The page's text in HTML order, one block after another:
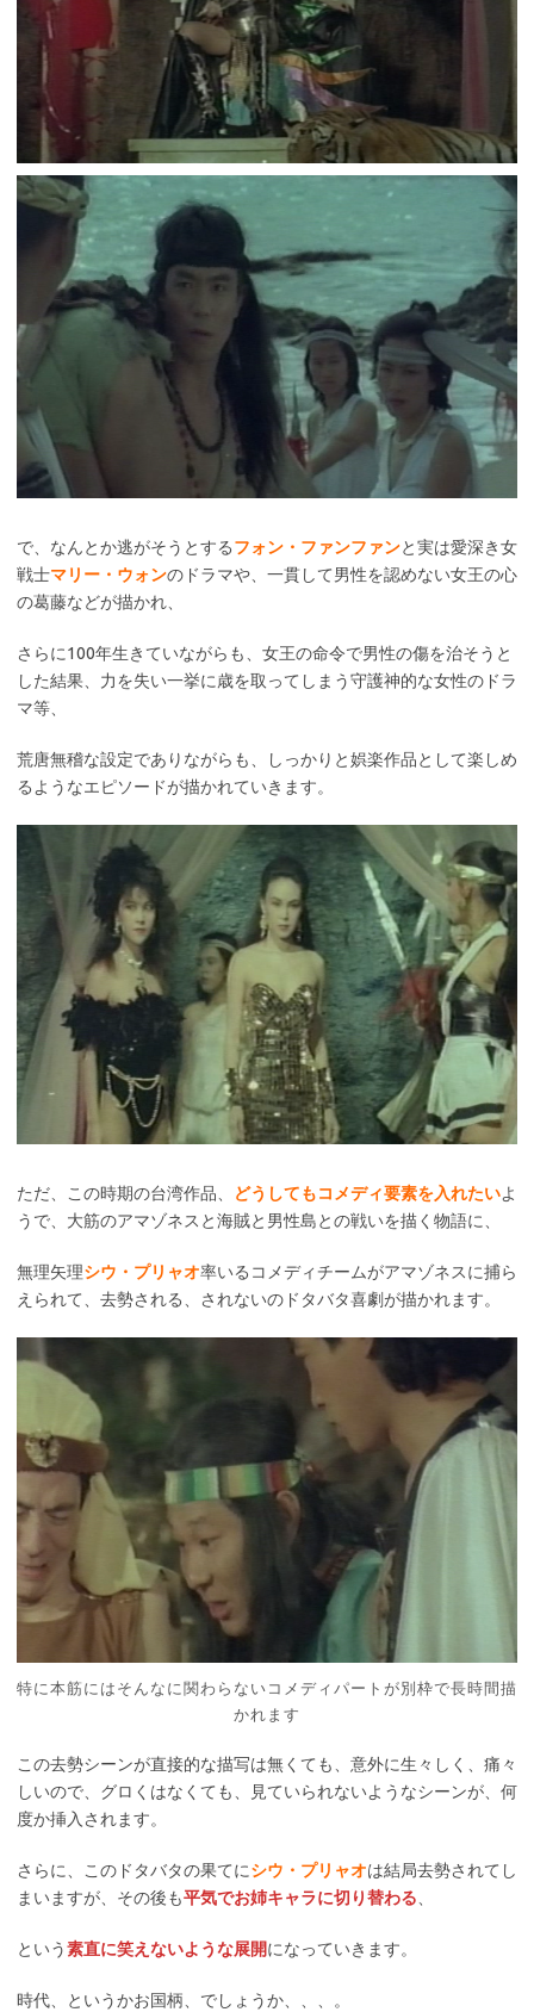
で、なんとか逃がそうとするフォン・ファンファンと実は愛深き女
戦士マリー・ウォンのドラマや、一貫して男性を認めない女王の心
の葛藤などが描かれ、
さらに100年生きていながらも、女王の命令で男性の傷を治そうと
した結果、力を失い一挙に歳を取ってしまう守護神的な女性のドラ
マ等、
荒唐無稽な設定でありながらも、しっかりと娯楽作品として楽しめ
るようなエピソードが描かれていきます。
ただ、この時期の台湾作品、 どうしてもコメディ要素を入れたいよ
うで、大筋のアマゾネスと海賊と男性島との戦いを描く物語に、
無理矢理シウ・プリャオ率いるコメディチームがアマゾネスに捕ら
えられて、去勢される、されないのドタバタ喜劇が描かれます。
特に本筋にはそんなに関わらないコメディパートが別枠で長時間描
かれます
この去勢シーンが直接的な描写は無くても、意外に生々しく、痛々
しいので、グロくはなくても、見ていられないようなシーンが、何
度か挿入されます。
さらに、このドタバタの果てにシウ・プリャオは結局去勢されてし
まいますが、その後も平気でお姉キャラに切り替わる、
という素直に笑えないような展開になっていきます。
時代、というかお国柄、でしょうか、、、。